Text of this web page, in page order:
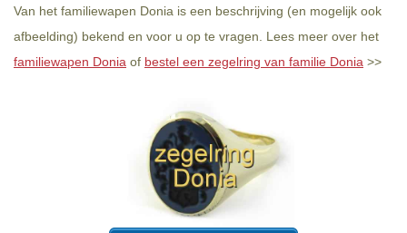
Van het familiewapen Donia is een beschrijving (en mogelijk ook
afbeelding) bekend en voor u op te vragen. Lees meer over het
familiewapen Donia of bestel een zegelring van familie Donia >>